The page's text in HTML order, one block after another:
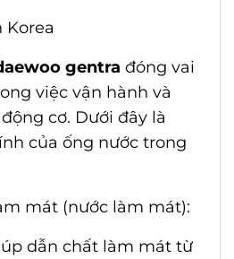
Korea
gentra đóng vai
việc vận hành và
cơ. Dưới đây là
của ống nước trong
mát (nước làm mát):
dẫn chất làm mát từ